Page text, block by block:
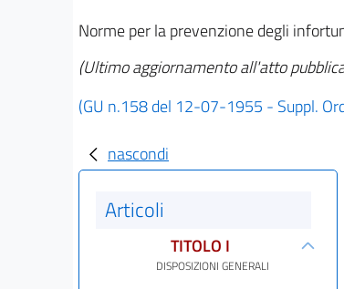
Norme per la prevenzione degli
(Ultimo aggiornamento all'atto
(GU n.158 del 12-07-1955 - Suppl.
nascondi
Articoli
TITOLO I
DISPOSIZIONI GENERALI